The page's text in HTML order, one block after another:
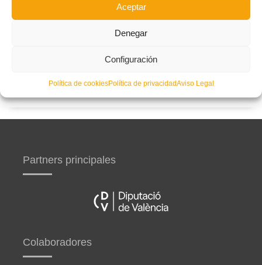
Aceptar
Denegar
Configuración
Política de cookiesPolítica de privacidadAviso Legal
Circular nº. 5 – Normas generales de las competiciones
territoriales de fútbol sala 2026-2027
Castellón y Alicante (comienzo el 20 de septiembre)
Partners principales
Colaboradores